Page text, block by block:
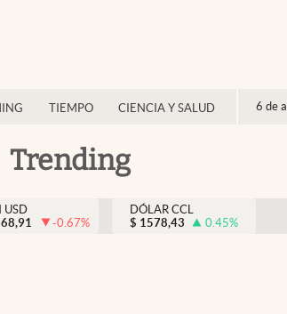
TIEMPO CIENCIA Y SALUD 6 de
Trending
USD
-0.67%
DÓLAR CCL
$ 1578,43 0.45%